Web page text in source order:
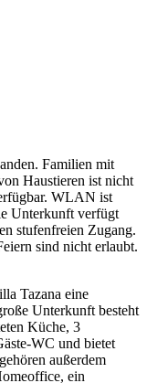
Familien mit
Haustieren ist nicht
WLAN ist
Unterkunft verfügt
stufenfreien Zugang.
sind nicht erlaubt.
Tazana eine
Unterkunft besteht
Küche, 3
WC und bietet
außerdem
ein